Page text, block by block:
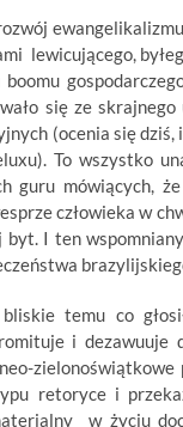
lewicującego,
się ze
(ocenia się
To wszystko
guru mówiących,
człowieka w
byt. I ten
temu co
i dezawuuje
retoryce i
w życiu